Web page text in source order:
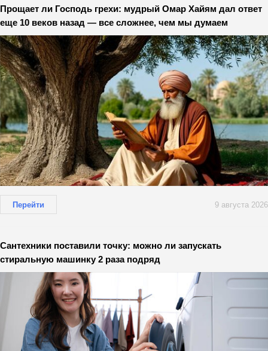
Прощает ли Господь грехи: мудрый Омар Хайям дал ответ
еще 10 веков назад — все сложнее, чем мы думаем
Перейти 9 августа 2026
Сантехники поставили точку: можно ли запускать
стиральную машинку 2 раза подряд